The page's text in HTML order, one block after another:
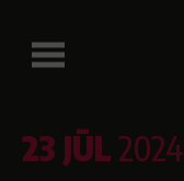
23 JŪL2024